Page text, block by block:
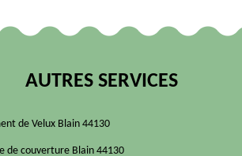
AUTRES SERVICES
de Velux Blain 44130
de couverture Blain 44130